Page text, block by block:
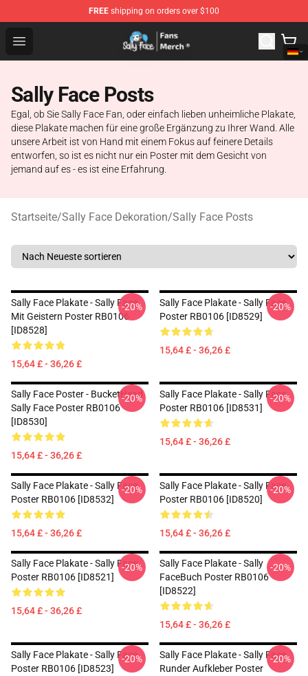
FREE shipping on orders over $100
Open menu
Sally Face Store - Official Sally Face Merchandise Shop
Sally Face Posts
Egal, ob Sie Sally Face Fan, oder einfach lieben unheimliche Plakate,
diese Plakate machen für eine große Ergänzung zu Ihrer Wand. Alle
unsere Arbeit ist von Hand mit einem Fokus auf feinere Details
entworfen, so ist es nicht nur ein Poster mit dem Gesicht von
jemand auf es - es ist eine Erfahrung.
Startseite/Sally Face Dekoration/Sally Face Posts
Sally Face Plakate - Sally Face
Mit Geistern Poster RB0106
[ID8528]
15,64 £ - 36,26 £
-20%
Sally Face Plakate - Sally Face
Poster RB0106 [ID8529]
15,64 £ - 36,26 £
-20%
Sally Face Poster - BucketHead
Sally Face Poster RB0106
[ID8530]
15,64 £ - 36,26 £
-20%
Sally Face Plakate - Sally Face
Poster RB0106 [ID8531]
15,64 £ - 36,26 £
-20%
Sally Face Plakate - Sally Face
Poster RB0106 [ID8532]
15,64 £ - 36,26 £
-20%
Sally Face Plakate - Sally Face
Poster RB0106 [ID8520]
15,64 £ - 36,26 £
-20%
Sally Face Plakate - Sally Face
Poster RB0106 [ID8521]
15,64 £ - 36,26 £
-20%
Sally Face Plakate - Sally
FaceBuch Poster RB0106
[ID8522]
15,64 £ - 36,26 £
-20%
Sally Face Plakate - Sally Face
Poster RB0106 [ID8523]
-20%
Sally Face Plakate - Sally Face
Runder Aufkleber Poster
-20%